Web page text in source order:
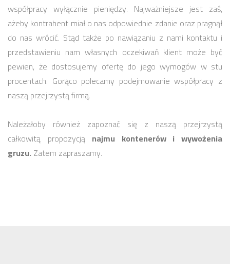
współpracy wyłącznie pieniędzy. Najważniejsze jest zaś,
ażeby kontrahent miał o nas odpowiednie zdanie oraz pragnął
do nas wrócić. Stąd także po nawiązaniu z nami kontaktu i
przedstawieniu nam własnych oczekiwań klient może być
pewien, że dostosujemy ofertę do jego wymogów w stu
procentach. Gorąco polecamy podejmowanie współpracy z
naszą przejrzystą firmą.
Należałoby również zapoznać się z naszą przejrzystą
całkowitą propozycją najmu kontenerów i wywożenia
gruzu. Zatem zapraszamy.